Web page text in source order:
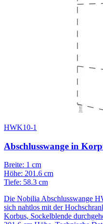
HWK10-1
Abschlusswange in
Breite: 1 cm
Höhe: 201.6 cm
Tiefe: 58.3 cm
Die Nobilia Abschlusswange
sich nahtlos mit der
Korbus, Sockelblende